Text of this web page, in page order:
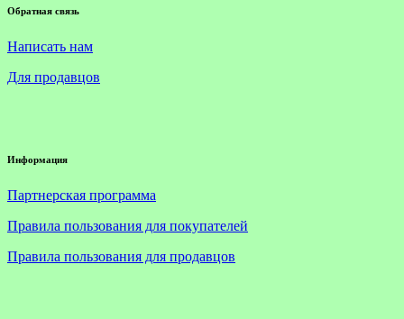
Обратная связь
Написать нам
Для продавцов
Информация
Партнерская программа
Правила пользования для покупателей
Правила пользования для продавцов